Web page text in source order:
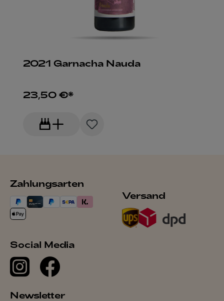
2021 Garnacha Nauda
23,50 €*
Zahlungsarten
Versand
Social Media
Newsletter